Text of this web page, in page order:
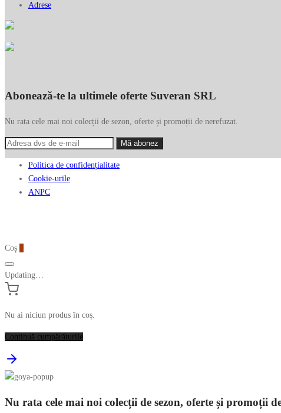
Adrese
Abonează-te la ultimele oferte Suveran SRL
Nu rata cele mai noi colecții de sezon, oferte și promoții de nerefuzat.
Politica de confidențialitate
Cookie-urile
ANPC
Coș
Updating…
Nu ai niciun produs în coș.
Continuă cumpărăturile
Nu rata cele mai noi colecții de sezon, oferte și promoții